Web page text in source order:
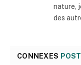
nature,
des
CONNEXES